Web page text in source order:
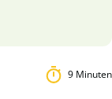
9 Minuten